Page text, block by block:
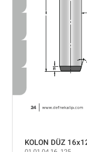
KOLON DÜZ